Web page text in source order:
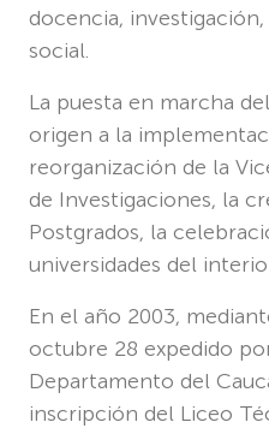
docencia,
social.
La puesta en marcha
origen a la
reorganización de la
de Investigaciones, la
Postgrados, la
universidades del
En el año 2003,
octubre 28 expedido
Departamento del
inscripción del Liceo